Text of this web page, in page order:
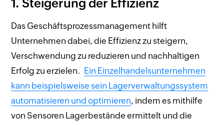
1. Steigerung der Effizienz
Das Geschäftsprozessmanagement hilft
Unternehmen dabei, die Effizienz zu steigern,
Verschwendung zu reduzieren und nachhaltigen
Erfolg zu erzielen. Ein Einzelhandelsunternehmen
kann beispielsweise sein Lagerverwaltungssystem
automatisieren und optimieren, indem es mithilfe
von Sensoren Lagerbestände ermittelt und die